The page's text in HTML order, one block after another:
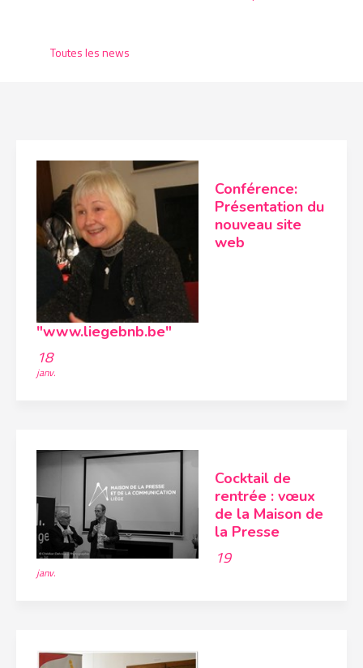
Toutes les news
Conférence:
Présentation du
nouveau site
web
"www.liegebnb.be"
18
janv.
Cocktail de
rentrée : vœux
de la Maison de
la Presse
19
janv.